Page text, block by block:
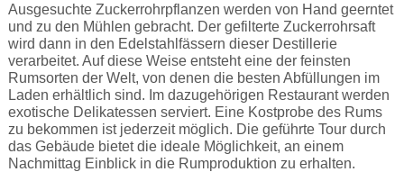
Ausgesuchte Zuckerrohrpflanzen werden von Hand geerntet
und zu den Mühlen gebracht. Der gefilterte Zuckerrohrsaft
wird dann in den Edelstahlfässern dieser Destillerie
verarbeitet. Auf diese Weise entsteht eine der feinsten
Rumsorten der Welt, von denen die besten Abfüllungen im
Laden erhältlich sind. Im dazugehörigen Restaurant werden
exotische Delikatessen serviert. Eine Kostprobe des Rums
zu bekommen ist jederzeit möglich. Die geführte Tour durch
das Gebäude bietet die ideale Möglichkeit, an einem
Nachmittag Einblick in die Rumproduktion zu erhalten.